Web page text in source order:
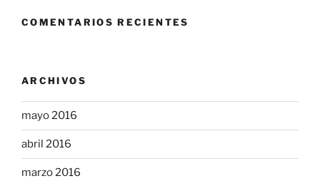
COMENTARIOS RECIENTES
ARCHIVOS
mayo 2016
abril 2016
marzo 2016